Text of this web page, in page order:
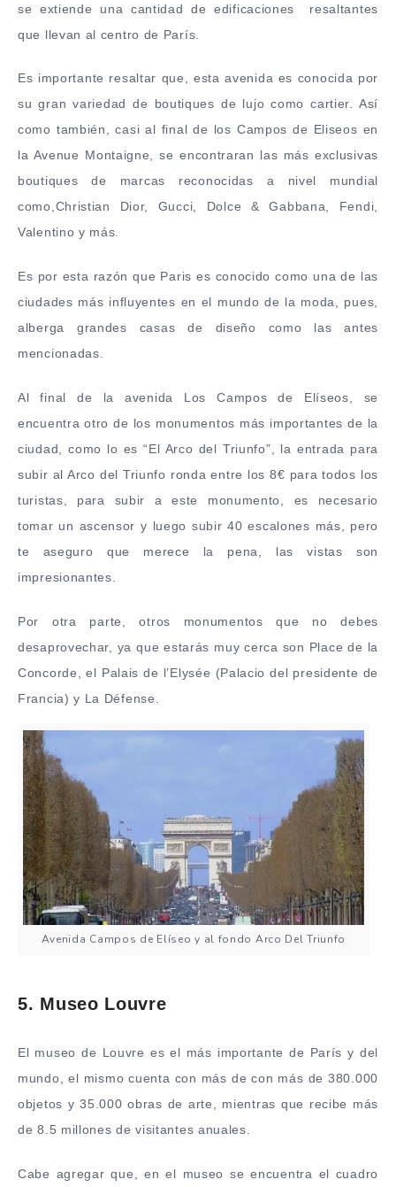
se extiende una cantidad de edificaciones resaltantes
que llevan al centro de París.
Es importante resaltar que, esta avenida es conocida por
su gran variedad de boutiques de lujo como cartier. Así
como también, casi al final de los Campos de Eliseos en
la Avenue Montaigne, se encontraran las más exclusivas
boutiques de marcas reconocidas a nivel mundial
como,Christian Dior, Gucci, Dolce & Gabbana, Fendi,
Valentino y más.
Es por esta razón que Paris es conocido como una de las
ciudades más influyentes en el mundo de la moda, pues,
alberga grandes casas de diseño como las antes
mencionadas.
Al final de la avenida Los Campos de Elíseos, se
encuentra otro de los monumentos más importantes de la
ciudad, como lo es “El Arco del Triunfo”, la entrada para
subir al Arco del Triunfo ronda entre los 8€ para todos los
turistas, para subir a este monumento, es necesario
tomar un ascensor y luego subir 40 escalones más, pero
te aseguro que merece la pena, las vistas son
impresionantes.
Por otra parte, otros monumentos que no debes
desaprovechar, ya que estarás muy cerca son Place de la
Concorde, el Palais de l’Elysée (Palacio del presidente de
Francia) y La Défense.
Avenida Campos de Elíseo y al fondo Arco Del Triunfo
5. Museo Louvre
El museo de Louvre es el más importante de París y del
mundo, el mismo cuenta con más de con más de 380.000
objetos y 35.000 obras de arte, mientras que recibe más
de 8.5 millones de visitantes anuales.
Cabe agregar que, en el museo se encuentra el cuadro